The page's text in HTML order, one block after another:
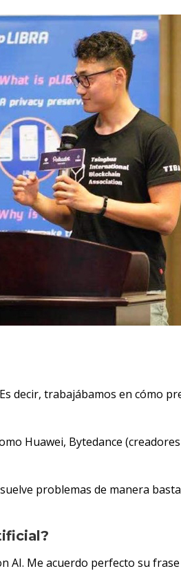
decir, trabajábamos en cómo
Huawei, Bytedance
problemas de manera
AI. Me acuerdo perfecto su